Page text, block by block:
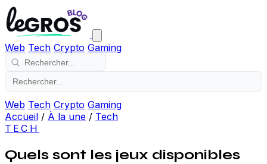
Web Tech Crypto Gaming
Web Tech Crypto Gaming
Accueil / À la une / Tech
TECH
Quels sont les jeux disponibles